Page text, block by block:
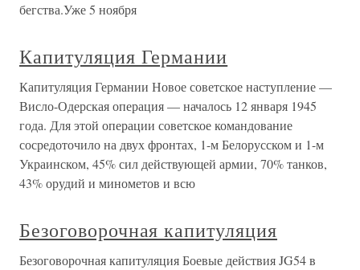
бегства.Уже 5 ноября
Капитуляция Германии
Капитуляция Германии Новое советское наступление —
Висло-Одерская операция — началось 12 января 1945
года. Для этой операции советское командование
сосредоточило на двух фронтах, 1-м Белорусском и 1-м
Украинском, 45% сил действующей армии, 70% танков,
43% орудий и минометов и всю
Безоговорочная капитуляция
Безоговорочная капитуляция Боевые действия JG54 в